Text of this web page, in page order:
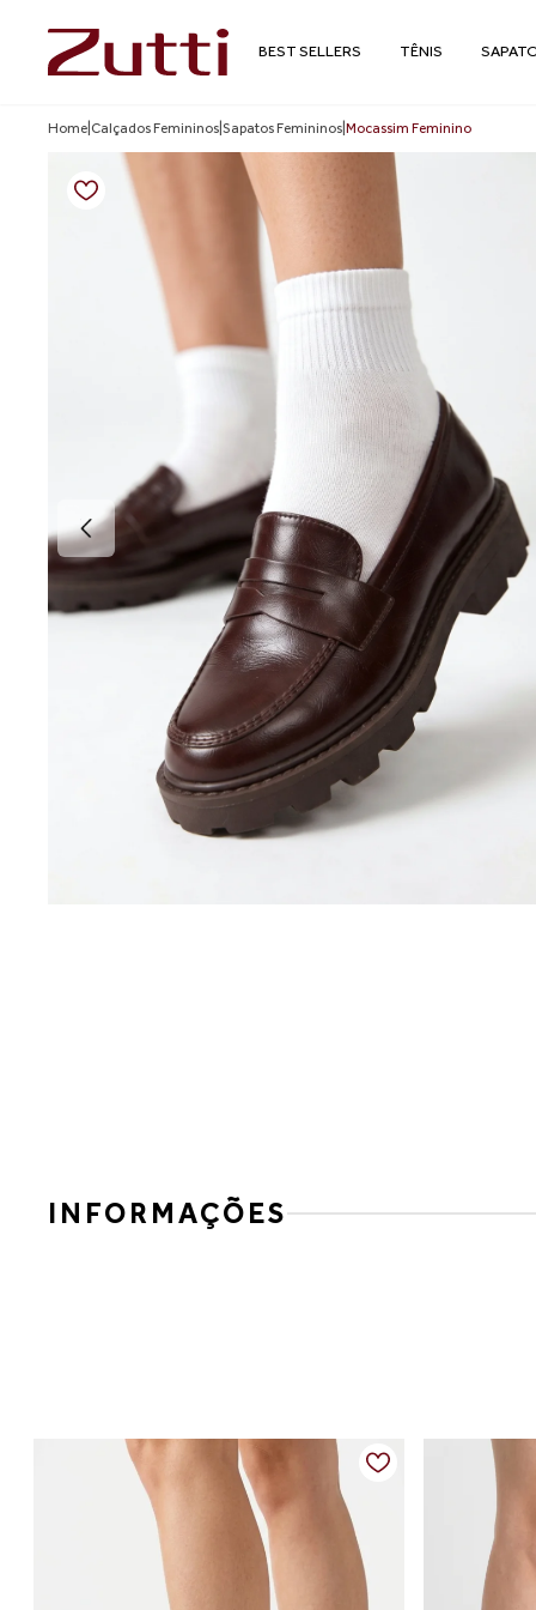
BEST SELLERS TÊNIS
Home Calçados Femininos Sapatos Femininos Mocassim Feminino
INFORMAÇÕES
Solado: tratorado, robusto e antiderrapante
Fechamento: calce fácil
Diferenciais: design contemporâneo, maior estabilidade ao
Tabela de medidas:
34 — aproximadamente 22,6 cm
35 — aproximadamente 23,3 cm